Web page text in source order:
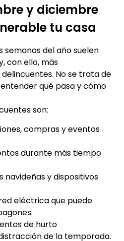
y diciembre
tu casa
semanas del año suelen
con ello, más
No se trata de
qué pasa y cómo
son:
compras y eventos
durante más tiempo
navideñas y dispositivos
eléctrica que puede
de hurto
de la temporada.